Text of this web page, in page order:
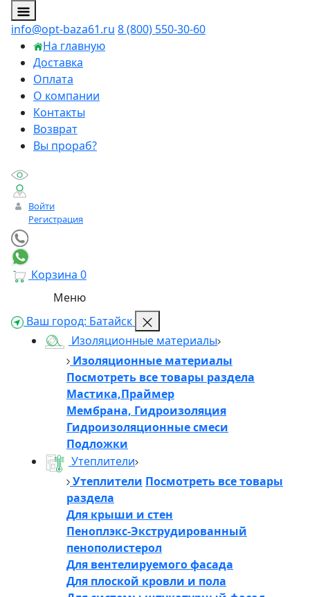
info@opt-baza61.ru 8 (800) 550-30-60
На главную
Доставка
Оплата
О компании
Контакты
Возврат
Вы прораб?
Войти
Регистрация
Корзина 0
Меню
Ваш город: Батайск
Изоляционные материалы
Изоляционные материалы
Посмотреть все товары раздела
Мастика,Праймер
Мембрана, Гидроизоляция
Гидроизоляционные смеси
Подложки
Утеплители
Утеплители Посмотреть все товары
раздела
Для крыши и стен
Пеноплэкс-Экструдированный
пенополистерол
Для вентелируемого фасада
Для плоской кровли и пола